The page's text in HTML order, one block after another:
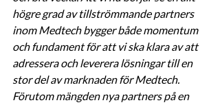
högre grad av tillströmmande partners
inom Medtech bygger både momentum
och fundament för att vi ska klara av att
adressera och leverera lösningar till en
stor del av marknaden för Medtech.
Förutom mängden nya partners på en